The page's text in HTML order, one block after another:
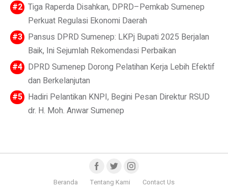
Tiga Raperda Disahkan, DPRD–Pemkab Sumenep
Perkuat Regulasi Ekonomi Daerah
Pansus DPRD Sumenep: LKPj Bupati 2025 Berjalan
Baik, Ini Sejumlah Rekomendasi Perbaikan
DPRD Sumenep Dorong Pelatihan Kerja Lebih Efektif
dan Berkelanjutan
Hadiri Pelantikan KNPI, Begini Pesan Direktur RSUD
dr. H. Moh. Anwar Sumenep
Beranda Tentang Kami Contact Us